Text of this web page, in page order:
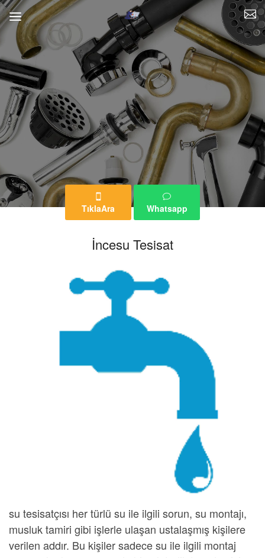
TıklaAra Whatsapp
İncesu Tesisat
su tesisatçısı her türlü su ile ilgili sorun, su montajı,
musluk tamiri gibi işlerle ulaşan ustalaşmış kişilere
verilen addır. Bu kişiler sadece su ile ilgili montaj